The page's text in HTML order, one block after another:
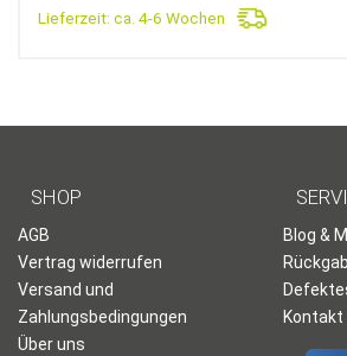
Lieferzeit: ca. 4-6 Wochen
SHOP
AGB
Vertrag widerrufen
Versand und
Zahlungsbedingungen
Über uns
Blog &